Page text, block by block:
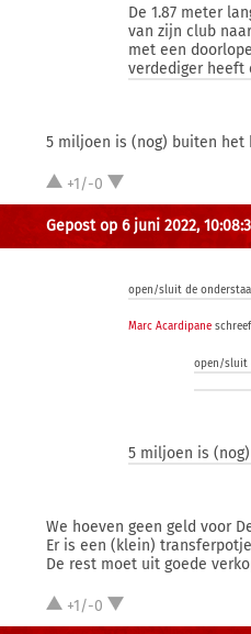
De 1.87 meter
van zijn club
met een
verdediger heeft
5 miljoen is (nog) buiten het
+1/-0
Gepost op 6 juni 2022,
open/sluit de
Marc Acardipane
open/sluit
5 miljoen is
We hoeven geen geld voor
Er is een (klein)
De rest moet uit goede
+1/-0